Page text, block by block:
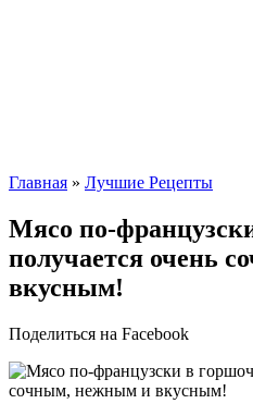
Главная » Лучшие Рецепты
Мясо по-
получается очень
вкусным!
Поделиться на Facebook